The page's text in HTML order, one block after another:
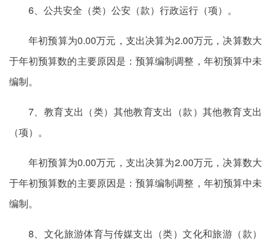
6、公共安全（类）公安（款）行政运行（项）。
年初预算为0.00万元，支出决算为2.00万元，决算数大
于年初预算数的主要原因是：预算编制调整，年初预算中未
编制。
7、教育支出（类）其他教育支出（款）其他教育支出
（项）。
年初预算为0.00万元，支出决算为2.00万元，决算数大
于年初预算数的主要原因是：预算编制调整，年初预算中未
编制。
8、文化旅游体育与传媒支出（类）文化和旅游（款）